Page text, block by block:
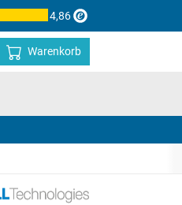
4,86
Warenkorb